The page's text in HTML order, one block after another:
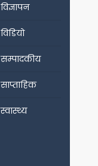
विज्ञापन
विडियो
सम्पादकीय
साप्ताहिक
स्वास्थ्य